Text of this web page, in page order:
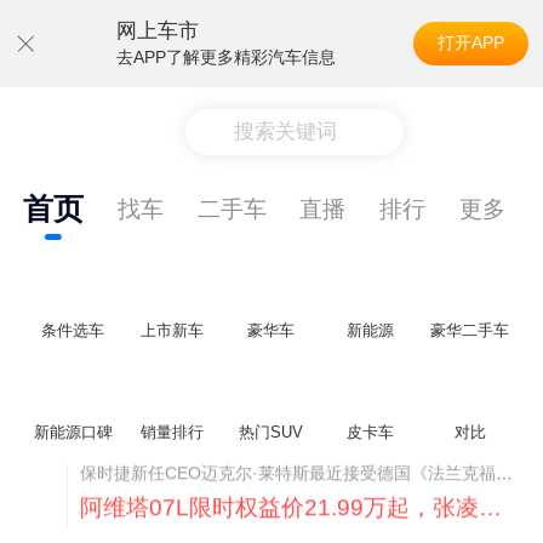
网上车市
去APP了解更多精彩汽车信息
打开APP
搜索关键词
首页 找车 二手车 直播 排行 更多
条件选车 上市新车 豪华车 新能源 豪华二手车
新能源口碑 销量排行 热门SUV 皮卡车 对比
阿维塔07L限时权益价21.99万起，张凌赫成首位车主
阿维塔07L今晚在杭州正式上市，全球品牌代言人张凌赫现场提车，成为这台车的第一位主人。三个版本：Elite纯电版22.99万，Max+后驱纯电版24.99万，Ultra三电机四驱版27.99万。